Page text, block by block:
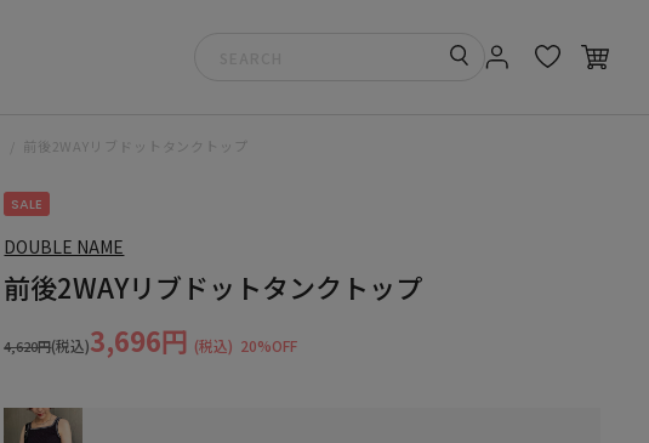
前後2WAYリブドットタンクトップ
SALE
DOUBLE NAME
前後2WAYリブドットタンクトップ
4,620円(税込)3,696円 (税込) 20%OFF